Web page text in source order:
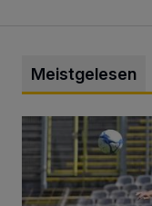
Meistgelesen
WSV: Übertragung